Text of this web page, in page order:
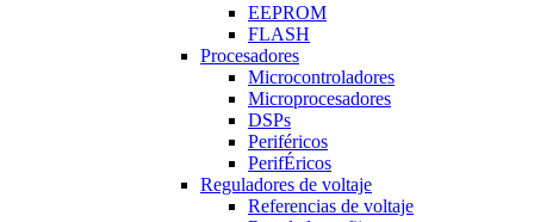
EEPROM
FLASH
Procesadores
Microcontroladores
Microprocesadores
DSPs
Periféricos
PerifÉricos
Reguladores de voltaje
Referencias de voltaje